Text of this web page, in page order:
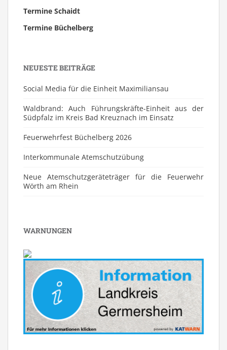
Termine Schaidt
Termine Büchelberg
NEUESTE BEITRÄGE
Social Media für die Einheit Maximiliansau
Waldbrand: Auch Führungskräfte-Einheit aus der
Südpfalz im Kreis Bad Kreuznach im Einsatz
Feuerwehrfest Büchelberg 2026
⁠Interkommunale Atemschutzübung
Neue Atemschutzgeräteträger für die Feuerwehr
Wörth am Rhein
WARNUNGEN